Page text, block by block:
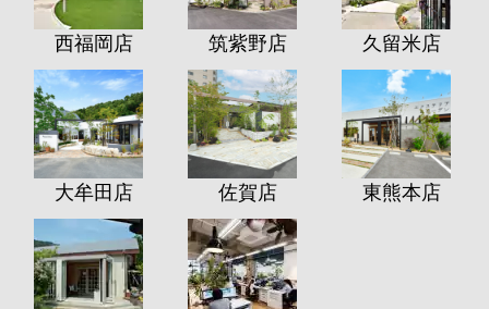
西福岡店 筑紫野店 久留米店
大牟田店 佐賀店 東熊本店